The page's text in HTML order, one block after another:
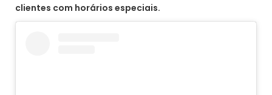
clientes com horários especiais.